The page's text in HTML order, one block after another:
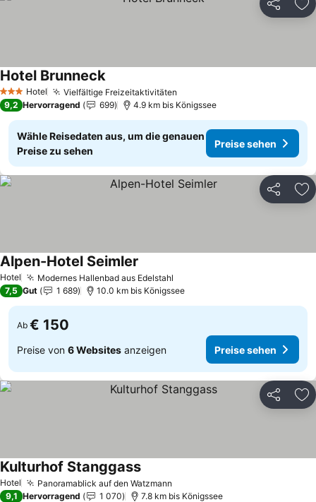
Teilen
3 SterneHotel Vielfältige Freizeitaktivitäten
Hotel Brunneck
9,2 Hervorragend 699 4.9 km bis Königssee
Wähle Reisedaten aus, um die genauen
Preise zu sehen
Preise sehen
Teilen
Hotel Modernes Hallenbad aus Edelstahl
Alpen-Hotel Seimler
7,5 Gut 1 689 10.0 km bis Königssee
Ab € 150
Preise von 6 Websites anzeigen Preise sehen
Teilen
Hotel Panoramablick auf den Watzmann
Kulturhof Stanggass
9,1 Hervorragend 1 070 7.8 km bis Königssee